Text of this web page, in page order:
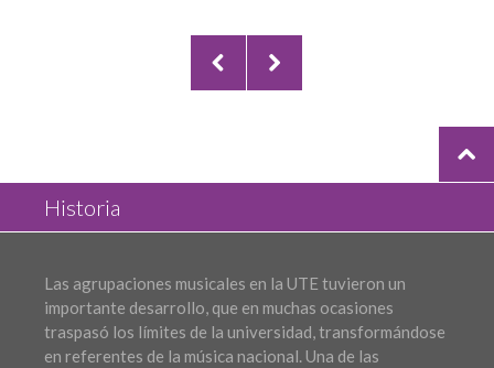
Historia
Las agrupaciones musicales en la UTE tuvieron un
importante desarrollo, que en muchas ocasiones
traspasó los límites de la universidad, transformándose
en referentes de la música nacional. Una de las